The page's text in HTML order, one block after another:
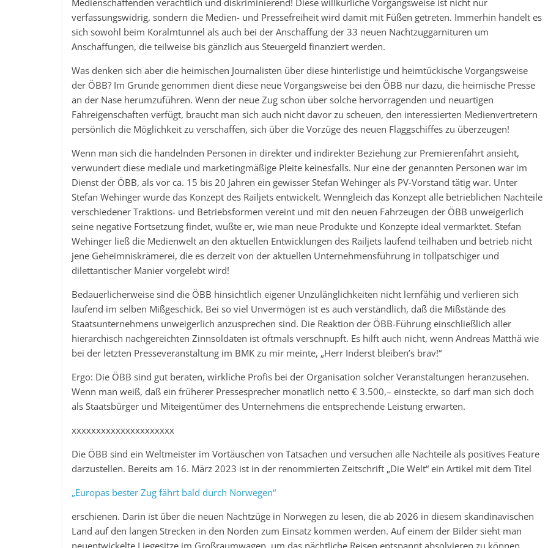
Medienschaffenden verächtlich und diskriminierend! Diese willkürliche Vorgangsweise ist nicht nur
verfassungswidrig, sondern die Medien- und Pressefreiheit wird damit mit Füßen getreten. Immerhin handelt es
sich sowohl beim Koralmtunnel als auch bei der Anschaffung der 33 neuen Nachtzuggarnituren um
Anschaffungen, die teilweise bis gänzlich aus Steuergeld finanziert werden.
Was denken sich aber die heimischen Journalisten über diese hinterlistige und heimtückische Vorgangsweise
der ÖBB? Im Grunde genommen dient diese neue Vorgangsweise bei den ÖBB nur dazu, die heimische Presse
an der Nase herumzuführen. Wenn der neue Zug schon über solche hervorragenden und neuartigen
Fahreigenschaften verfügt, braucht man sich auch nicht davor zu scheuen, den interessierten Medienvertretern
persönlich die Möglichkeit zu verschaffen, sich über die Vorzüge des neuen Flaggschiffes zu überzeugen!
Wenn man sich die handelnden Personen in direkter und indirekter Beziehung zur Premierenfahrt ansieht,
verwundert diese mediale und marketingmäßige Pleite keinesfalls. Nur eine der genannten Personen war im
Dienst der ÖBB, als vor ca. 15 bis 20 Jahren ein gewisser Stefan Wehinger als PV-Vorstand tätig war. Unter
Stefan Wehinger wurde das Konzept des Railjets entwickelt. Wenngleich das Konzept alle betrieblichen Nachteile
verschiedener Traktions- und Betriebsformen vereint und mit den neuen Fahrzeugen der ÖBB unweigerlich
seine negative Fortsetzung findet, wußte er, wie man neue Produkte und Konzepte ideal vermarktet. Stefan
Wehinger ließ die Medienwelt an den aktuellen Entwicklungen des Railjets laufend teilhaben und betrieb nicht
jene Geheimniskrämerei, die es derzeit von der aktuellen Unternehmensführung in tollpatschiger und
dilettantischer Manier vorgelebt wird!
Bedauerlicherweise sind die ÖBB hinsichtlich eigener Unzulänglichkeiten nicht lernfähig und verlieren sich
laufend im selben Mißgeschick. Bei so viel Unvermögen ist es auch verständlich, daß die Mißstände des
Staatsunternehmens unweigerlich anzusprechen sind. Die Reaktion der ÖBB-Führung einschließlich aller
hierarchisch nachgereichten Zinnsoldaten ist oftmals verschnupft. Es hilft auch nicht, wenn Andreas Matthä wie
bei der letzten Presseveranstaltung im BMK zu mir meinte, „Herr Inderst bleiben’s brav!“
Ergo: Die ÖBB sind gut beraten, wirkliche Profis bei der Organisation solcher Veranstaltungen heranzusehen.
Wenn man weiß, daß ein früherer Pressesprecher monatlich netto € 3.500,– einsteckte, so darf man sich doch
als Staatsbürger und Miteigentümer des Unternehmens die entsprechende Leistung erwarten.
xxxxxxxxxxxxxxxxxxxxx
Die ÖBB sind ein Weltmeister im Vortäuschen von Tatsachen und versuchen alle Nachteile als positives Feature
darzustellen. Bereits am 16. März 2023 ist in der renommierten Zeitschrift „Die Welt“ ein Artikel mit dem Titel
„Europas bester Zug fährt bald durch Norwegen“
erschienen. Darin ist über die neuen Nachtzüge in Norwegen zu lesen, die ab 2026 in diesem skandinavischen
Land auf den langen Strecken in den Norden zum Einsatz kommen werden. Auf einem der Bilder sieht man
neuentwickelte Liegesitze im Großraumwagen, um das nächtliche Reisen entspannt absolvieren zu können.